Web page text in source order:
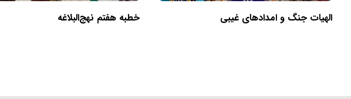
الهیات جنگ و امدادهای غیبی خطبه هفتم نهج‌البلاغه